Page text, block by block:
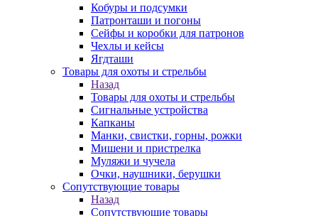
Кобуры и подсумки
Патронташи и погоны
Сейфы и коробки для патронов
Чехлы и кейсы
Ягдташи
Товары для охоты и стрельбы
Назад
Товары для охоты и стрельбы
Сигнальные устройства
Капканы
Манки, свистки, горны, рожки
Мишени и пристрелка
Муляжи и чучела
Очки, наушники, берушки
Сопутствующие товары
Назад
Сопутствующие товары